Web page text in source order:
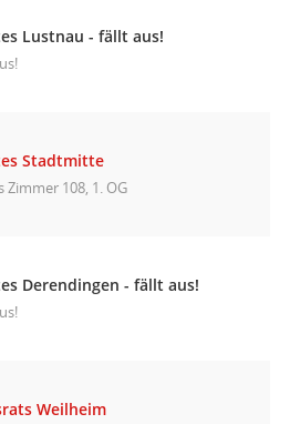
Lustnau - fällt aus!
Stadtmitte
Zimmer 108, 1. OG
Derendingen - fällt aus!
Weilheim